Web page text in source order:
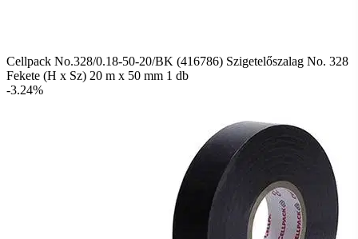
Cellpack No.328/0.18-50-20/BK (416786) Szigetelőszalag No. 328
Fekete (H x Sz) 20 m x 50 mm 1 db
-3.24%